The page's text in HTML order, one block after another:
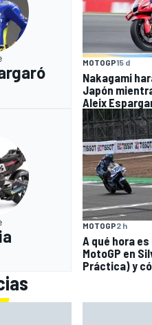
MOTOGP15 d
Nakagami
Japón
Aleix
MOTOGP2 h
A qué hora
MotoGP en
Práctica) y